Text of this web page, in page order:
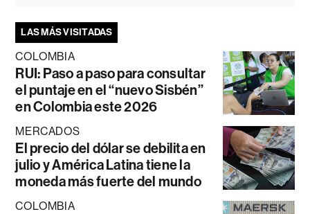
LAS MÁS VISITADAS
COLOMBIA
RUI: Paso a paso para consultar
el puntaje en el “nuevo Sisbén”
en Colombia este 2026
MERCADOS
El precio del dólar se debilita en
julio y América Latina tiene la
moneda más fuerte del mundo
COLOMBIA